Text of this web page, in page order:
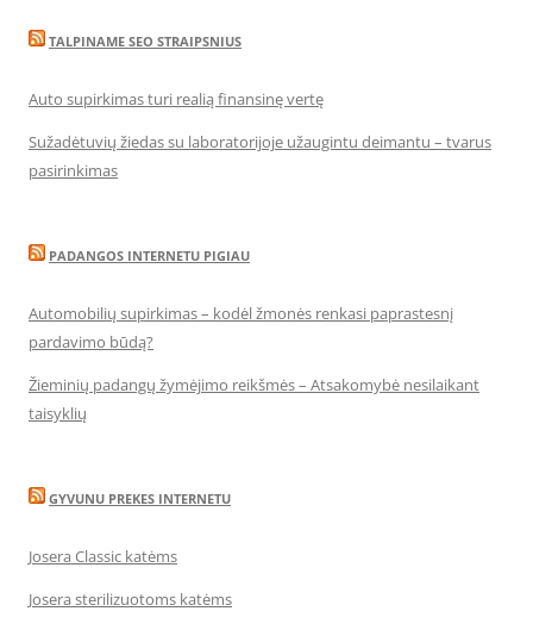
TALPINAME SEO STRAIPSNIUS
Auto supirkimas turi realią finansinę vertę
Sužadėtuvių žiedas su laboratorijoje užaugintu deimantu – tvarus
pasirinkimas
PADANGOS INTERNETU PIGIAU
Automobilių supirkimas – kodėl žmonės renkasi paprastesnį
pardavimo būdą?
Žieminių padangų žymėjimo reikšmės – Atsakomybė nesilaikant
taisyklių
GYVUNU PREKES INTERNETU
Josera Classic katėms
Josera sterilizuotoms katėms